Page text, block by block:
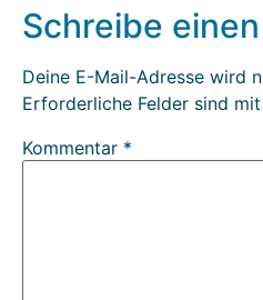
Schreibe
Deine E-Mail-Adresse wird
Erforderliche Felder sind mit
Kommentar *